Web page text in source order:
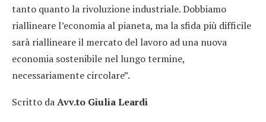
tanto quanto la rivoluzione industriale. Dobbiamo
riallineare l’economia al pianeta, ma la sfida più difficile
sarà riallineare il mercato del lavoro ad una nuova
economia sostenibile nel lungo termine,
necessariamente circolare”.
Scritto daAvv.to Giulia Leardi